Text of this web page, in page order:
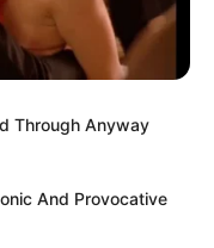
Through Anyway
And Provocative